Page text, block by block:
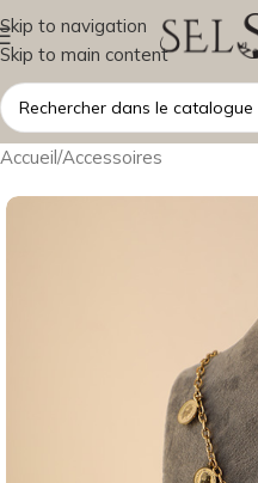
Skip to navigation
Skip to main content
Accueil/Accessoires